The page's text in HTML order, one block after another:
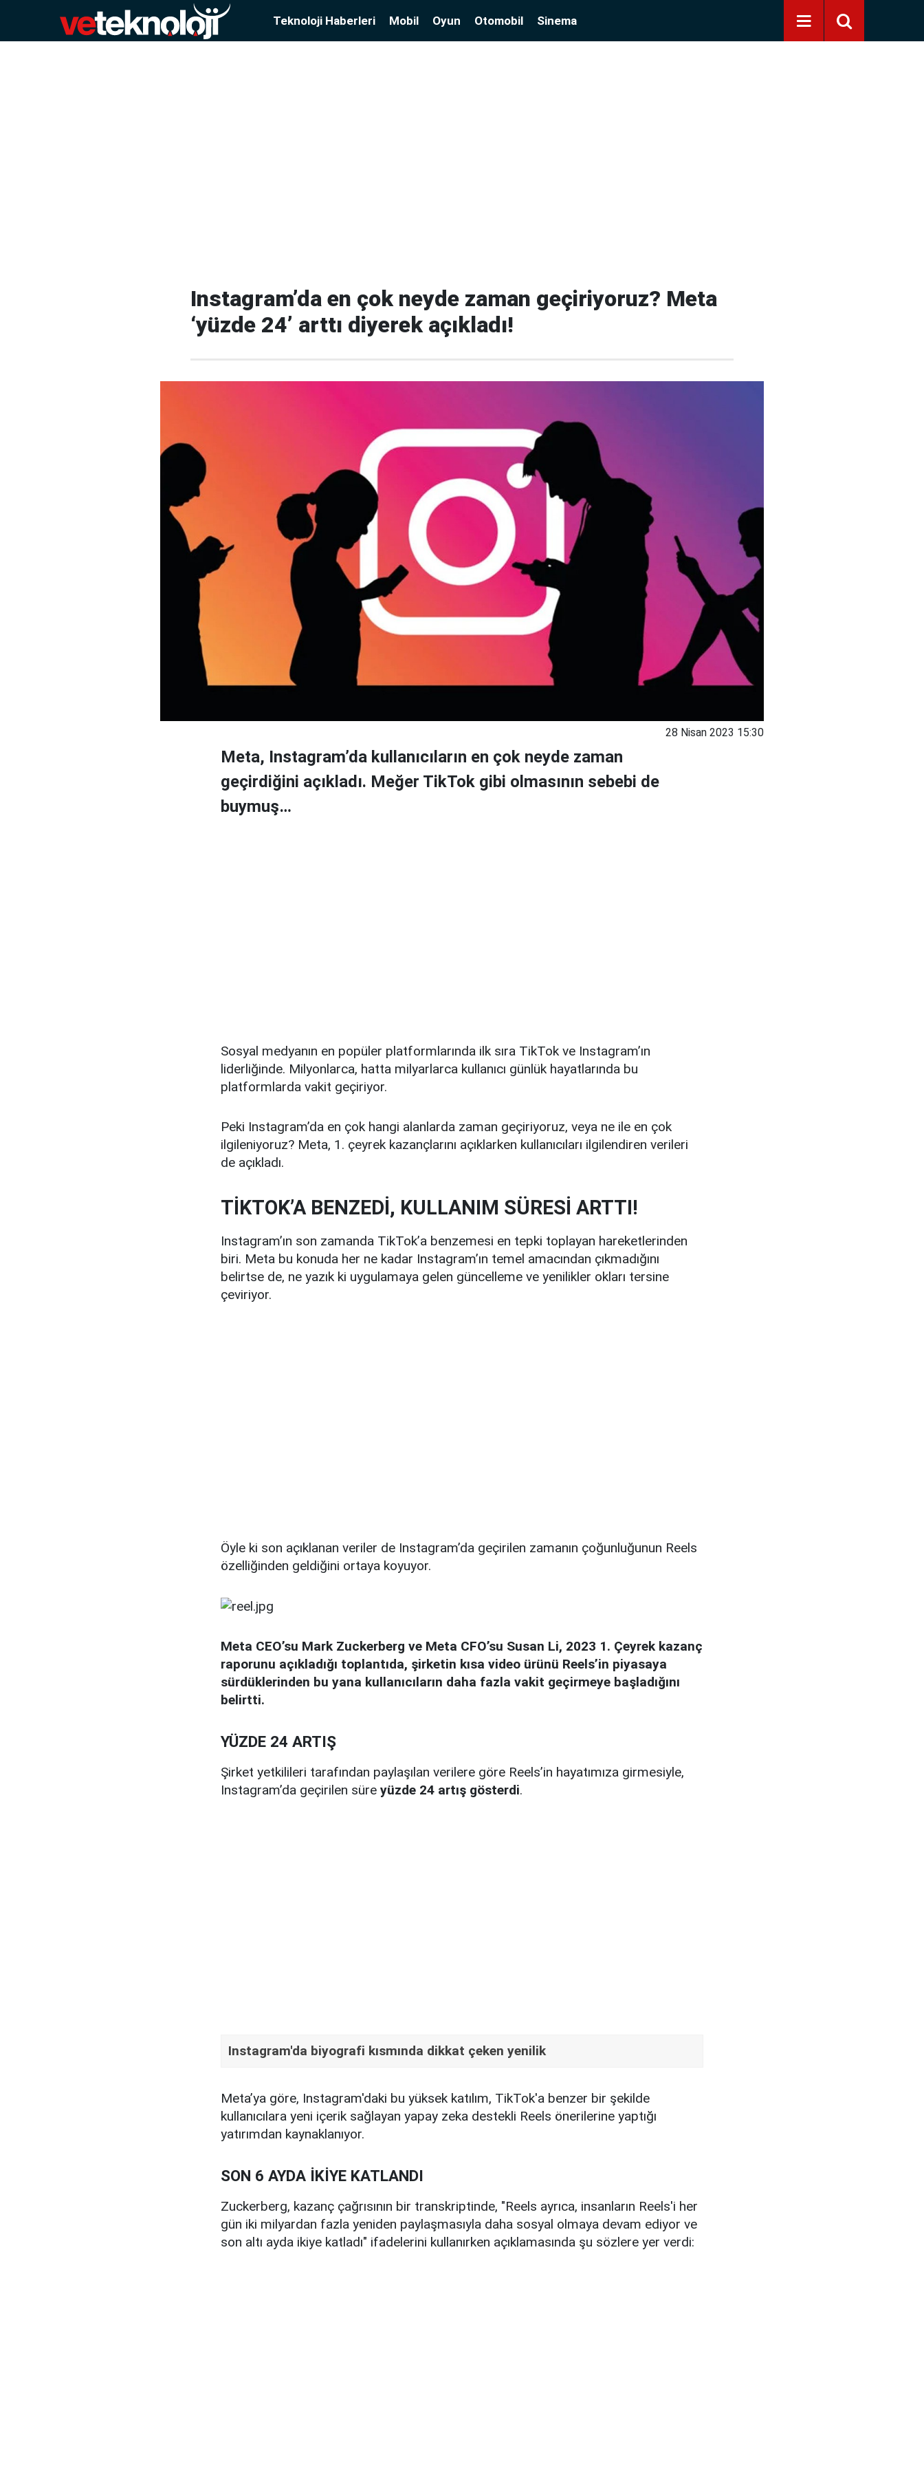
Teknoloji Haberleri Mobil Oyun Otomobil Sinema
Instagram’da en çok neyde zaman geçiriyoruz? Meta
‘yüzde 24’ arttı diyerek açıkladı!
28 Nisan 2023 15:30
Meta, Instagram’da kullanıcıların en çok neyde zaman
geçirdiğini açıkladı. Meğer TikTok gibi olmasının sebebi de
buymuş…
Sosyal medyanın en popüler platformlarında ilk sıra TikTok ve Instagram’ın
liderliğinde. Milyonlarca, hatta milyarlarca kullanıcı günlük hayatlarında bu
platformlarda vakit geçiriyor.
Peki Instagram’da en çok hangi alanlarda zaman geçiriyoruz, veya ne ile en çok
ilgileniyoruz? Meta, 1. çeyrek kazançlarını açıklarken kullanıcıları ilgilendiren verileri
de açıkladı.
TİKTOK’A BENZEDİ, KULLANIM SÜRESİ ARTTI!
Instagram’ın son zamanda TikTok’a benzemesi en tepki toplayan hareketlerinden
biri. Meta bu konuda her ne kadar Instagram’ın temel amacından çıkmadığını
belirtse de, ne yazık ki uygulamaya gelen güncelleme ve yenilikler okları tersine
çeviriyor.
Öyle ki son açıklanan veriler de Instagram’da geçirilen zamanın çoğunluğunun Reels
özelliğinden geldiğini ortaya koyuyor.
Meta CEO’su Mark Zuckerberg ve Meta CFO’su Susan Li, 2023 1. Çeyrek kazanç
raporunu açıkladığı toplantıda, şirketin kısa video ürünü Reels’in piyasaya
sürdüklerinden bu yana kullanıcıların daha fazla vakit geçirmeye başladığını
belirtti.
YÜZDE 24 ARTIŞ
Şirket yetkilileri tarafından paylaşılan verilere göre Reels’in hayatımıza girmesiyle,
Instagram’da geçirilen süre yüzde 24 artış gösterdi.
Instagram'da biyografi kısmında dikkat çeken yenilik
Meta’ya göre, Instagram'daki bu yüksek katılım, TikTok'a benzer bir şekilde
kullanıcılara yeni içerik sağlayan yapay zeka destekli Reels önerilerine yaptığı
yatırımdan kaynaklanıyor.
SON 6 AYDA İKİYE KATLANDI
Zuckerberg, kazanç çağrısının bir transkriptinde, "Reels ayrıca, insanların Reels'i her
gün iki milyardan fazla yeniden paylaşmasıyla daha sosyal olmaya devam ediyor ve
son altı ayda ikiye katladı" ifadelerini kullanırken açıklamasında şu sözlere yer verdi: